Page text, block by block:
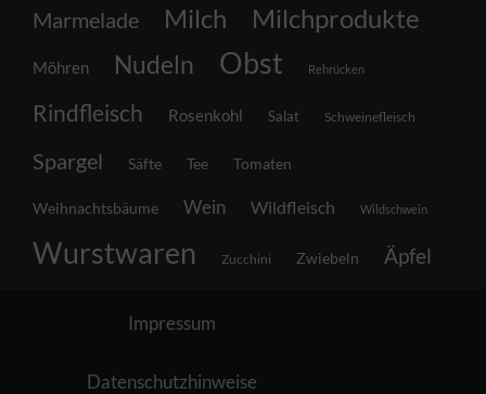
Marmelade Milch Milchprodukte
Möhren Nudeln Obst Rehrücken
Rindfleisch Rosenkohl Salat Schweinefleisch
Spargel Säfte Tee Tomaten
Weihnachtsbäume Wein Wildfleisch Wildschwein
Wurstwaren Zucchini Zwiebeln Äpfel
Impressum
Datenschutzhinweise